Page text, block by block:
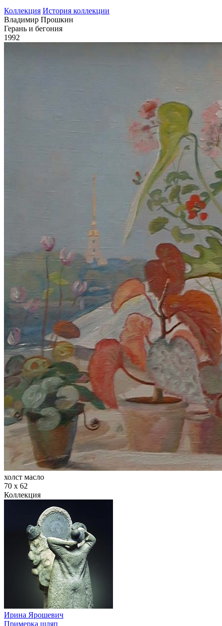
Коллекция История коллекции
Владимир Прошкин
Герань и бегония
1992
холст масло
70 х 62
Коллекция
Ирина Ярошевич
Примерка шляп